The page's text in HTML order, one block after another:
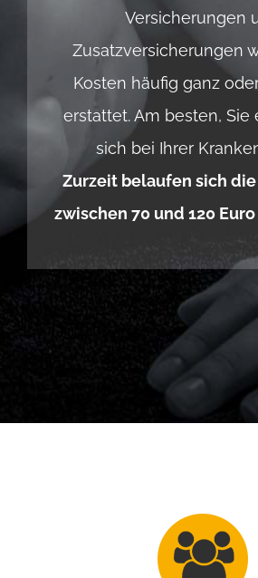
Versicherungen
Zusatzversicherungen
Kosten häufig ganz
erstattet. Am besten, Sie
sich bei Ihrer
Zurzeit belaufen sich
zwischen 70 und 120